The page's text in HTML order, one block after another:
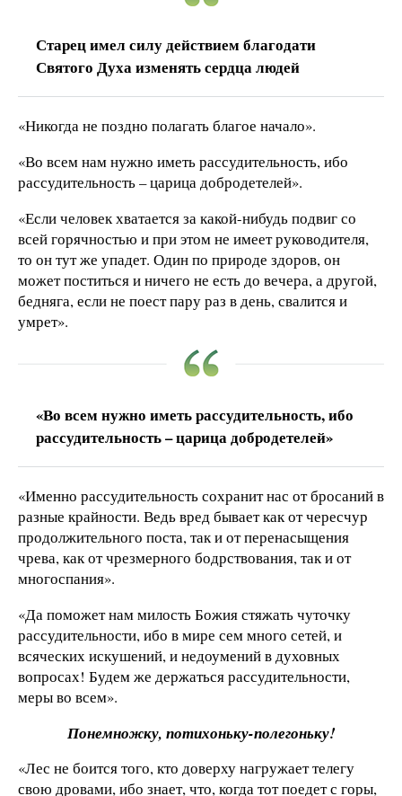
Старец имел силу действием благодати
Святого Духа изменять сердца людей
«Никогда не поздно полагать благое начало».
«Во всем нам нужно иметь рассудительность, ибо
рассудительность – царица добродетелей».
«Если человек хватается за какой-нибудь подвиг со
всей горячностью и при этом не имеет руководителя,
то он тут же упадет. Один по природе здоров, он
может поститься и ничего не есть до вечера, а другой,
бедняга, если не поест пару раз в день, свалится и
умрет».
«Во всем нужно иметь рассудительность, ибо
рассудительность – царица добродетелей»
«Именно рассудительность сохранит нас от бросаний в
разные крайности. Ведь вред бывает как от чересчур
продолжительного поста, так и от перенасыщения
чрева, как от чрезмерного бодрствования, так и от
многоспания».
«Да поможет нам милость Божия стяжать чуточку
рассудительности, ибо в мире сем много сетей, и
всяческих искушений, и недоумений в духовных
вопросах! Будем же держаться рассудительности,
меры во всем».
Понемножку, потихоньку-полегоньку!
«Лес не боится того, кто доверху нагружает телегу
свою дровами, ибо знает, что, когда тот поедет с горы,